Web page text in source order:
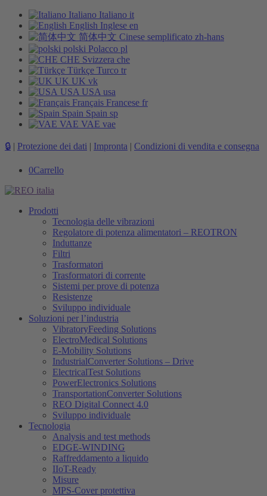
Italiano Italiano it
English Inglese en
简体中文 Cinese semplificato zh-hans
polski Polacco pl
CHE Svizzera che
Türkçe Turco tr
UK UK vk
USA USA usa
Français Francese fr
Spain Spain sp
VAE VAE vae
🔒 | Protezione dei dati | Impronta | Condizioni di vendita e consegna
0Carrello
Prodotti
Tecnologia delle vibrazioni
Regolatore di potenza alimentatori – REOTRON
Induttanze
Filtri
Trasformatori
Trasformatori di corrente
Sistemi per prove di potenza
Resistenze
Sviluppo individuale
Soluzioni per l’industria
VibratoryFeeding Solutions
ElectroMedical Solutions
E-Mobility Solutions
IndustrialConverter Solutions – Drive
ElectricalTest Solutions
PowerElectronics Solutions
TransportationConverter Solutions
REO Digital Connect 4.0
Sviluppo individuale
Tecnologia
Analysis and test methods
EDGE-WINDING
Raffreddamento a liquido
IIoT-Ready
Misure
MPS-Cover protettiva